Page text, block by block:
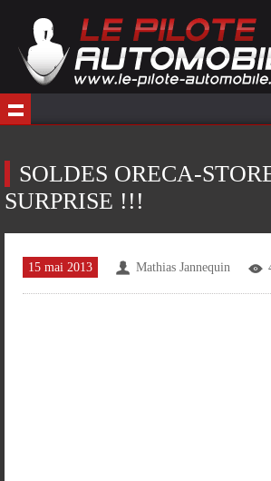
SOLDES ORECA-
SURPRISE !!!
15 mai 2013 Mathias Jannequin